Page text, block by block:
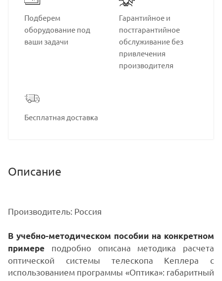
Подберем
оборудование под
ваши задачи
Гарантийное и
постгарантийное
обслуживание без
привлечения
производителя
Бесплатная доставка
Описание
Производитель: Россия
В учебно-методическом пособии на конкретном
примере подробно описана методика расчета
оптической системы телескопа Кеплера с
использованием программы «Оптика»: габаритный